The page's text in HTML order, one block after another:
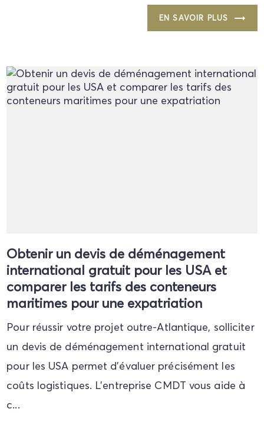
EN SAVOIR PLUS
Obtenir un devis de déménagement
international gratuit pour les USA et
comparer les tarifs des conteneurs
maritimes pour une expatriation
Pour réussir votre projet outre-Atlantique, solliciter
un devis de déménagement international gratuit
pour les USA permet d'évaluer précisément les
coûts logistiques. L'entreprise CMDT vous aide à
c...